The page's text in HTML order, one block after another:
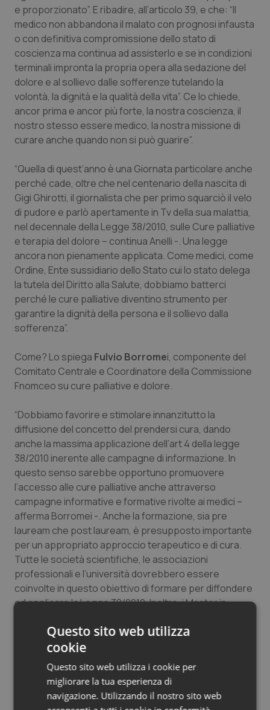
Quotidiano Cardiologia
Quotidiano Chirurgia
Quotidiano Oncologia
Quotidiano Pediatria
Salute orale & impianti
Sangue & coagulazione
Tiroide
Tumore al seno
Tumore ovarico
Tumori gastrointestinali
Vaccini
e proporzionato”. E ribadire, all’articolo 39, e che: “Il
medico non abbandona il malato con prognosi infausta
o con definitiva compromissione dello stato di
coscienza ma continua ad assisterlo e se in condizioni
terminali impronta la propria opera alla sedazione del
dolore e al sollievo dalle sofferenze tutelando la
volontà, la dignità e la qualità della vita”. Ce lo chiede,
ancor prima e ancor più forte, la nostra coscienza, il
nostro stesso essere medico, la nostra missione di
curare anche quando non si può guarire”.
“Quella di quest’anno è una Giornata particolare anche
perché cade, oltre che nel centenario della nascita di
Gigi Ghirotti, il giornalista che per primo squarciò il velo
di pudore e parlò apertamente in Tv della sua malattia,
nel decennale della Legge 38/2010, sulle Cure palliative
e terapia del dolore – continua Anelli -. Una legge
ancora non pienamente applicata. Come medici, come
Ordine, Ente sussidiario dello Stato cui lo stato delega
la tutela del Diritto alla Salute, dobbiamo batterci
perché le cure palliative diventino strumento per
garantire la dignità della persona e il sollievo dalla
sofferenza”.
Come? Lo spiega Fulvio Borromei, componente del
Comitato Centrale e Coordinatore della Commissione
Fnomceo su cure palliative e dolore.
“Dobbiamo favorire e stimolare innanzitutto la
diffusione del concetto del prendersi cura, dando
anche la massima applicazione dell’art 4 della legge
38/2010 inerente alle campagne di informazione. In
questo senso sarebbe opportuno promuovere
l’accesso alle cure palliative anche attraverso
campagne informative e formative rivolte ai medici –
afferma Borromei -. Anche la formazione, sia pre
lauream che post lauream, è presupposto importante
per un appropriato approccio terapeutico e di cura.
Tutte le società scientifiche, le associazioni
professionali e l’università dovrebbero essere
coinvolte in questo obiettivo di formare per diffondere
ed applicare la Legge 38/2010. Inoltre, i Master in
maggiore ai fini dell’esercizio professionale”.
Necessario, per la migliore applicazione della Legge,
anche un coinvolgimento più marcato e attivo dei
Medici di medicina generale e dei Pediatri di libera
scelta, il cui ruolo va ridiscusso e contestualizzato con
Questo sito web utilizza
cookie
Questo sito web utilizza i cookie per
migliorare la tua esperienza di
navigazione. Utilizzando il nostro sito web